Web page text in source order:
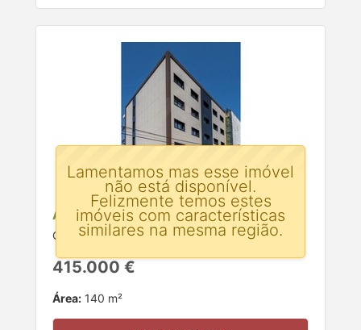
Apartamento T3 para venda
Celeiros, Braga
415.000 €
Área: 140 m²
Lamentamos mas esse imóvel
não está disponível.
Felizmente temos estes
imóveis com características
similares na mesma região.